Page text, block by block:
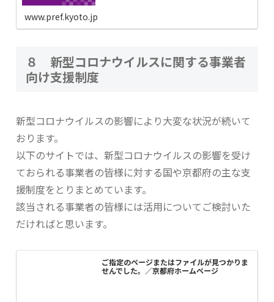
www.pref.kyoto.jp
８ 新型コロナウイルスに関する事業者
向け支援制度
新型コロナウイルスの影響により大変な状況が続いて
おります。
以下のサイトでは、新型コロナウイルスの影響を受け
ておられる事業者の皆様に対する国や京都府の主な支
援制度をとりまとめています。
該当される事業者の皆様には活用についてご検討いた
だければと思います。
ご指定のページまたはファイルが見つかりま
せんでした。／京都府ホームページ